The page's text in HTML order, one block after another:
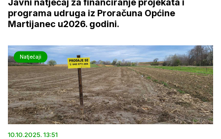
Javni natječaj za financiranje projekata i
programa udruga iz Proračuna Općine
Martijanec u2026. godini.
Natječaji
10.10.2025. 13:51